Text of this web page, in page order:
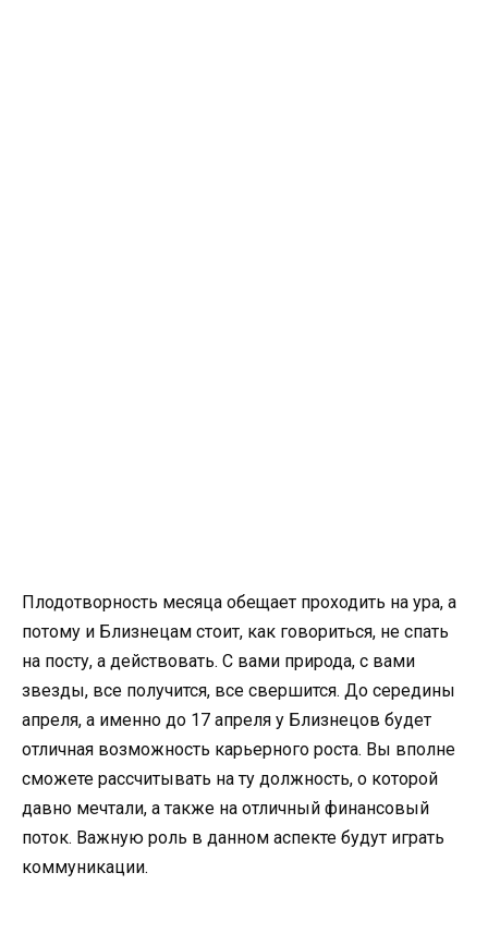
Плодотворность месяца обещает проходить на ура, а
потому и Близнецам стоит, как говориться, не спать
на посту, а действовать. С вами природа, с вами
звезды, все получится, все свершится. До середины
апреля, а именно до 17 апреля у Близнецов будет
отличная возможность карьерного роста. Вы вполне
сможете рассчитывать на ту должность, о которой
давно мечтали, а также на отличный финансовый
поток. Важную роль в данном аспекте будут играть
коммуникации.